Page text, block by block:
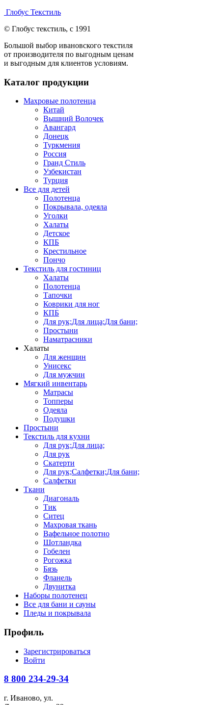
Глобус Текстиль
© Глобус текстиль, с 1991
Большой выбор ивановского текстиля
от производителя по выгодным ценам
и выгодным для клиентов условиям.
Каталог продукции
Махровые полотенца
Китай
Вышний Волочек
Авангард
Донецк
Туркмения
Россия
Гранд Стиль
Узбекистан
Турция
Все для детей
Полотенца
Покрывала, одеяла
Уголки
Халаты
Детское
КПБ
Крестильное
Пончо
Текстиль для гостиниц
Халаты
Полотенца
Тапочки
Коврики для ног
КПБ
Для рук;Для лица;Для бани;
Простыни
Наматрасники
Халаты
Для женщин
Унисекс
Для мужчин
Мягкий инвентарь
Матрасы
Топперы
Одеяла
Подушки
Простыни
Текстиль для кухни
Для рук;Для лица;
Для рук
Скатерти
Для рук;Салфетки;Для бани;
Салфетки
Ткани
Диагональ
Тик
Ситец
Махровая ткань
Вафельное полотно
Шотландка
Гобелен
Рогожка
Бязь
Фланель
Двунитка
Наборы полотенец
Все для бани и сауны
Пледы и покрывала
Профиль
Зарегистрироваться
Войти
8 800 234-29-34
г. Иваново, ул.